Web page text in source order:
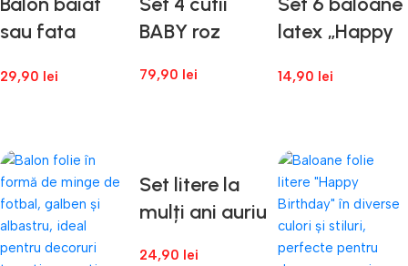
Colorată
Anunțul
sau fata
29,90 lei
BABY roz
79,90 lei
latex „Happy
14,90 lei
Set litere la
mulți ani auriu
24,90 lei